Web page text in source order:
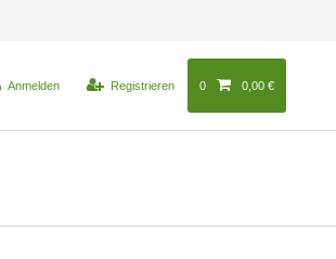
Anmelden Registrieren 0 0,00 €